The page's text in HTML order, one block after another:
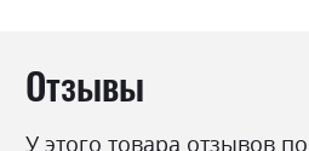
40.0см.
Отзывы
У этого товара отзывов